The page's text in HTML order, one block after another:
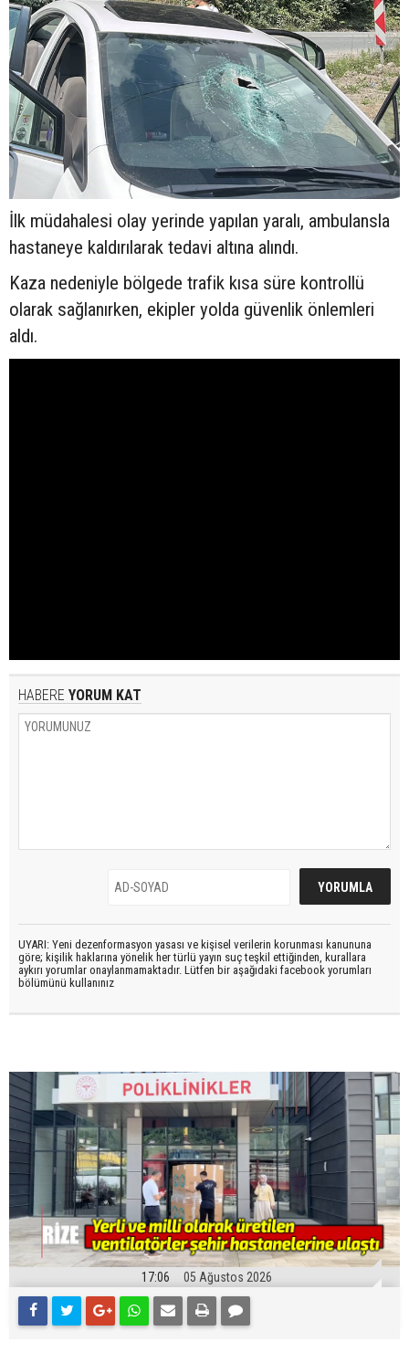
İlk müdahalesi olay yerinde yapılan yaralı, ambulansla
hastaneye kaldırılarak tedavi altına alındı.
Kaza nedeniyle bölgede trafik kısa süre kontrollü
olarak sağlanırken, ekipler yolda güvenlik önlemleri
aldı.
HABERE YORUM KAT
UYARI: Yeni dezenformasyon yasası ve kişisel verilerin korunması kanununa
göre; kişilik haklarına yönelik her türlü yayın suç teşkil ettiğinden, kurallara
aykırı yorumlar onaylanmamaktadır. Lütfen bir aşağıdaki facebook yorumları
bölümünü kullanınız
17:06 05 Ağustos 2026